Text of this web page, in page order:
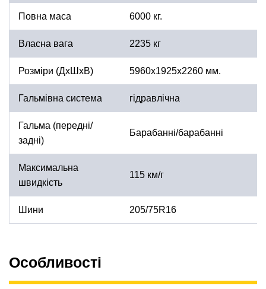
Повна маса 6000 кг.
Власна вага 2235 кг
Розміри (ДхШхВ) 5960х1925х2260 мм.
Гальмівна система гідравлічна
Гальма (передні/
задні)
Барабанні/барабанні
Максимальна
швидкість
115 км/г
Шини 205/75R16
Особливості